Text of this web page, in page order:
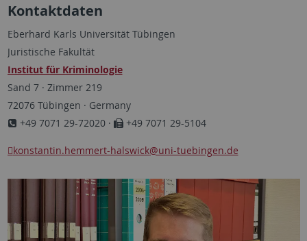
Kontaktdaten
Eberhard Karls Universität Tübingen
Juristische Fakultät
Institut für Kriminologie
Sand 7 · Zimmer 219
72076 Tübingen · Germany
+49 7071 29-72020 ·
+49 7071 29-5104
konstantin.hemmert-halswick@uni-tuebingen.de